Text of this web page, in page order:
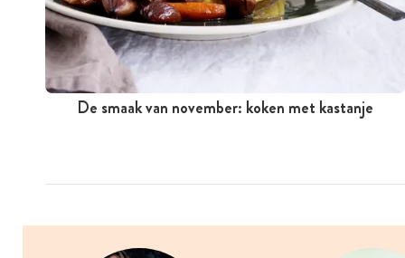
De smaak van november: koken met kastanje